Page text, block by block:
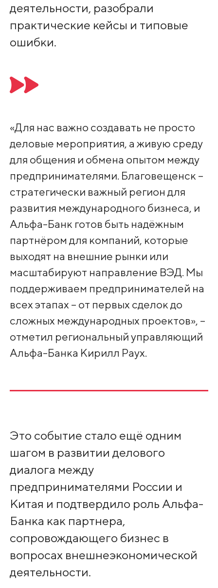
деятельности, разобрали
практические кейсы и типовые
ошибки.
«Для нас важно создавать не просто
деловые мероприятия, а живую среду
для общения и обмена опытом между
предпринимателями. Благовещенск –
стратегически важный регион для
развития международного бизнеса, и
Альфа-Банк готов быть надёжным
партнёром для компаний, которые
выходят на внешние рынки или
масштабируют направление ВЭД. Мы
поддерживаем предпринимателей на
всех этапах – от первых сделок до
сложных международных проектов», –
отметил региональный управляющий
Альфа-Банка Кирилл Раух.
Это событие стало ещё одним
шагом в развитии делового
диалога между
предпринимателями России и
Китая и подтвердило роль Альфа-
Банка как партнера,
сопровождающего бизнес в
вопросах внешнеэкономической
деятельности.